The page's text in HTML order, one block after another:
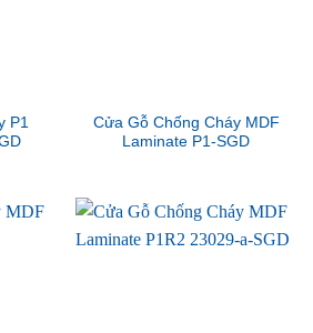
P1
Cửa Gỗ Chống Cháy MDF
Laminate P1-SGD